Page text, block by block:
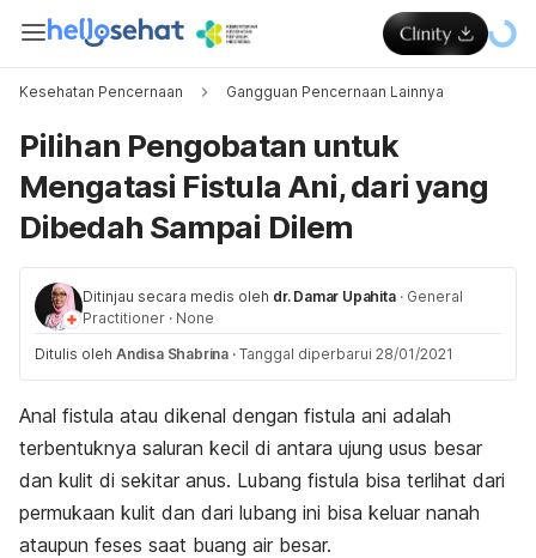
Kesehatan Pencernaan Gangguan Pencernaan Lainnya
Pilihan Pengobatan untuk
Mengatasi Fistula Ani, dari yang
Dibedah Sampai Dilem
Ditinjau secara medis oleh dr. Damar Upahita · General
Practitioner · None
Ditulis oleh Andisa Shabrina · Tanggal diperbarui 28/01/2021
Anal fistula atau dikenal dengan fistula ani adalah
terbentuknya saluran kecil di antara ujung usus besar
dan kulit di sekitar anus. Lubang fistula bisa terlihat dari
permukaan kulit dan dari lubang ini bisa keluar nanah
ataupun feses saat buang air besar.